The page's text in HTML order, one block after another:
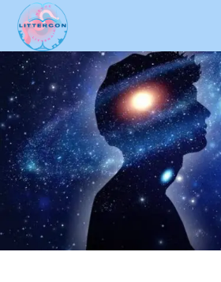
LITTERcon